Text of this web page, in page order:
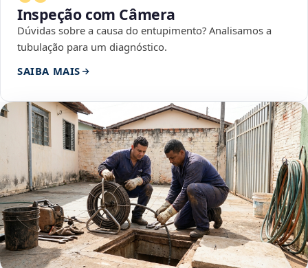
Inspeção com Câmera
Dúvidas sobre a causa do entupimento? Analisamos a
tubulação para um diagnóstico.
SAIBA MAIS